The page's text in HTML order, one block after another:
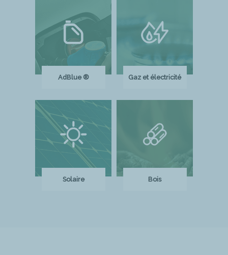
AdBlue ® Gaz et électricité
Solaire Bois